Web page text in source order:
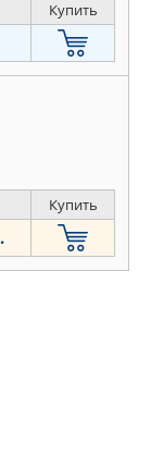
Купить
Купить